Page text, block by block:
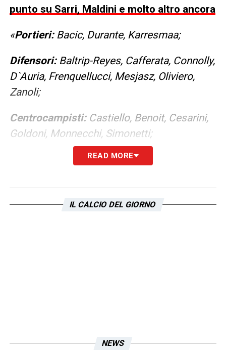
punto su Sarri, Maldini e molto altro ancora
«Portieri: Bacic, Durante, Karresmaa;
Difensori:Baltrip-Reyes, Cafferata, Connolly,
D`Auria, Frenquellucci, Mesjasz, Oliviero,
Zanoli;
Centrocampisti:Castiello, Benoit, Cesarini,
Goldoni, Monnecchi, Simonetti;
Karczewska, Mancini, Visentin».
LA PLAYLIST DELLE NOSTRE TOP NEWS
READ MORE
IL CALCIO DEL GIORNO
NEWS